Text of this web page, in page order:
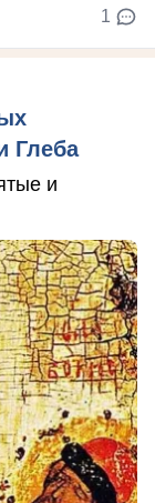
1
Глеба
и